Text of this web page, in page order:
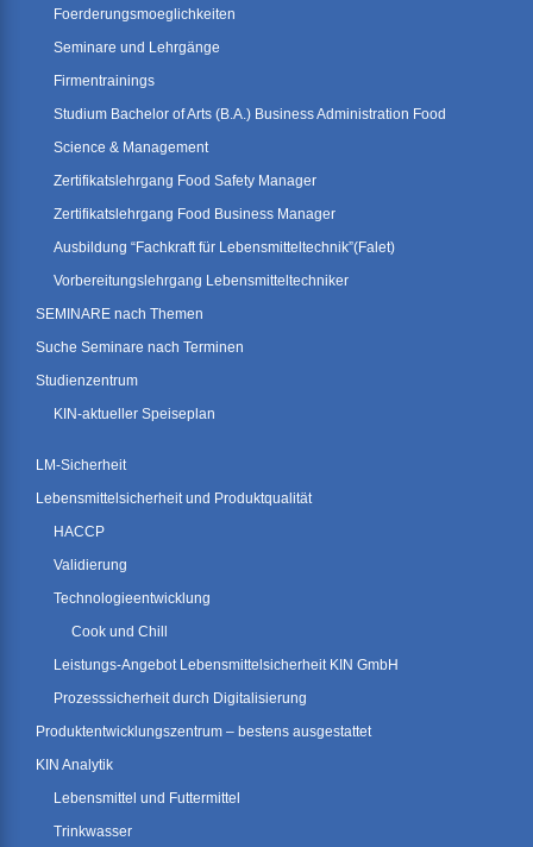
Foerderungsmoeglichkeiten
Seminare und Lehrgänge
Firmentrainings
Studium Bachelor of Arts (B.A.) Business Administration Food
Science & Management
Zertifikatslehrgang Food Safety Manager
Zertifikatslehrgang Food Business Manager
Ausbildung “Fachkraft für Lebensmitteltechnik”(Falet)
Vorbereitungslehrgang Lebensmitteltechniker
SEMINARE nach Themen
Suche Seminare nach Terminen
Studienzentrum
KIN-aktueller Speiseplan
LM-Sicherheit
Lebensmittelsicherheit und Produktqualität
HACCP
Validierung
Technologieentwicklung
Cook und Chill
Leistungs-Angebot Lebensmittelsicherheit KIN GmbH
Prozesssicherheit durch Digitalisierung
Produktentwicklungszentrum – bestens ausgestattet
KIN Analytik
Lebensmittel und Futtermittel
Trinkwasser